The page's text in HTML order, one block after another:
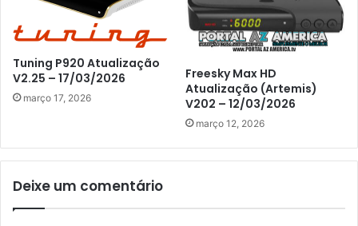
Tuning P920 Atualização
V2.25 – 17/03/2026
março 17, 2026
Freesky Max HD
Atualização (Artemis)
V202 – 12/03/2026
março 12, 2026
Deixe um comentário